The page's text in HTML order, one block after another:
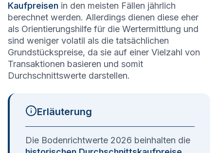
Kaufpreisen in den meisten Fällen jährlich
berechnet werden. Allerdings dienen diese eher
als Orientierungshilfe für die Wertermittlung und
sind weniger volatil als die tatsächlichen
Grundstückspreise, da sie auf einer Vielzahl von
Transaktionen basieren und somit
Durchschnittswerte darstellen.
Erläuterung
Die Bodenrichtwerte 2026 beinhalten die